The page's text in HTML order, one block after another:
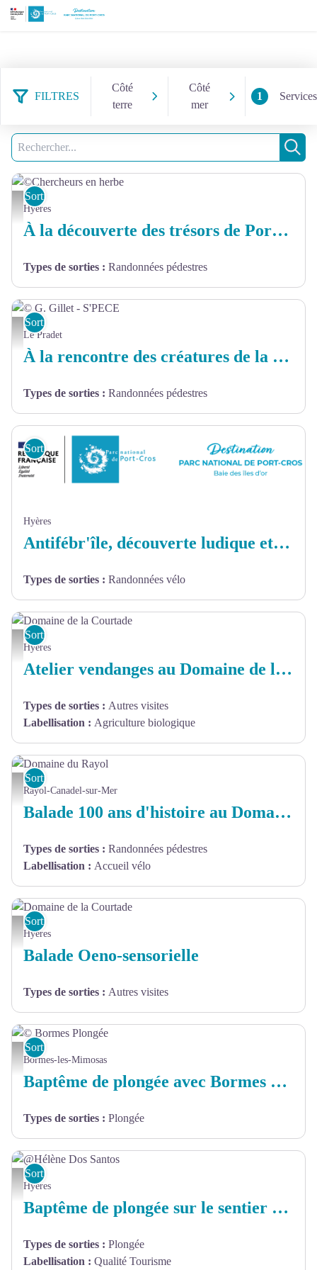
FILTRES
Côté
terre
Côté
mer
1 Services
52 résultats trouvés
Recherche
©Chercheurs en herbe
Sorties et sites de découverte
Hyères
À la découverte des trésors de Port-Cros
Types de sorties : Randonnées pédestres
© G. Gillet - S'PECE - Couché de soleil
Sorties et sites de découverte
Le Pradet
À la rencontre des créatures de la nuit Colle Noire
Types de sorties : Randonnées pédestres
Sorties et sites de découverte
Hyères
Antifébr'île, découverte ludique et participative de Porquerolles
Types de sorties : Randonnées vélo
Domaine de la Courtade - Domaine de la Courtade
Sorties et sites de découverte
Hyères
Atelier vendanges au Domaine de la Courtade
Types de sorties : Autres visites
Labellisation : Agriculture biologique
Domaine du Rayol - Vieille carte postale de l'Hôtel de la mer
Sorties et sites de découverte
Rayol-Canadel-sur-Mer
Balade 100 ans d'histoire au Domaine du Rayol
Types de sorties : Randonnées pédestres
Labellisation : Accueil vélo
Domaine de la Courtade - ambiance balade oeno sensorielle
Sorties et sites de découverte
Hyères
Balade Oeno-sensorielle
Types de sorties : Autres visites
© Bormes Plongée - Baptême de plongée
Sorties et sites de découverte
Bormes-les-Mimosas
Baptême de plongée avec Bormes Plongée
Types de sorties : Plongée
@Hélène Dos Santos - @Hélène Dos Santos
Sorties et sites de découverte
Hyères
Baptême de plongée sur le sentier des amphores et visite du fort du Pradeau
Types de sorties : Plongée
Labellisation : Qualité Tourisme